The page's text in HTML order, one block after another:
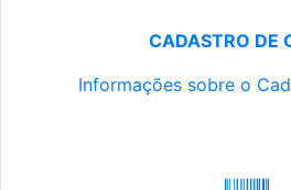
CADASTRO DE
Informações sobre o